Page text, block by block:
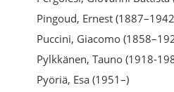
Pingoud, Ernest
Puccini, Giacomo
Pylkkänen, Tauno (1918-
Pyöriä, Esa (1951–)